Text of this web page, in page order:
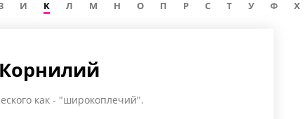
И К Л М Н О П Р С Т У Ф Х
как - "широкоплечий".